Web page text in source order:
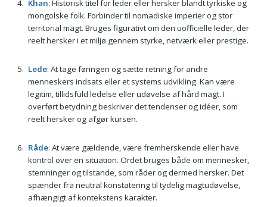
Khan: Historisk titel for leder eller hersker blandt tyrkiske og
mongolske folk. Forbinder til nomadiske imperier og stor
territorial magt. Bruges figurativt om den uofficielle leder, der
reelt hersker i et miljø gennem styrke, netværk eller prestige.
Lede: At tage føringen og sætte retning for andre
menneskers indsats eller et systems udvikling. Kan være
legitim, tillidsfuld ledelse eller udøvelse af hård magt. I
overført betydning beskriver det tendenser og idéer, som
reelt hersker og afgør kursen.
Råde: At være gældende, være fremherskende eller have
kontrol over en situation. Ordet bruges både om mennesker,
stemninger og tilstande, som råder og dermed hersker. Det
spænder fra neutral konstatering til tydelig magtudøvelse,
afhængigt af kontekstens karakter.